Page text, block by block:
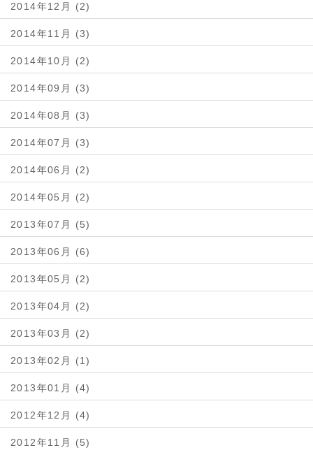
2014年12月 (2)
2014年11月 (3)
2014年10月 (2)
2014年09月 (3)
2014年08月 (3)
2014年07月 (3)
2014年06月 (2)
2014年05月 (2)
2013年07月 (5)
2013年06月 (6)
2013年05月 (2)
2013年04月 (2)
2013年03月 (2)
2013年02月 (1)
2013年01月 (4)
2012年12月 (4)
2012年11月 (5)